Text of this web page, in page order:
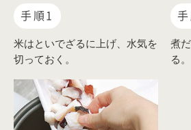
手順1
米はといでざるに上げ、水気を
切っておく。
煮
る。